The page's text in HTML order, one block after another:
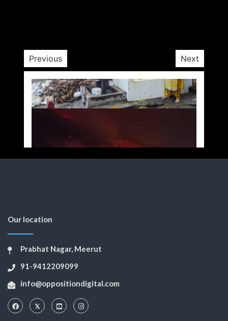
Previous Next
Our location
Prabhat Nagar, Meerut
91-9412209099
info@oppositiondigital.com